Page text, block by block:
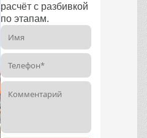
расчёт с разбивкой
по этапам.